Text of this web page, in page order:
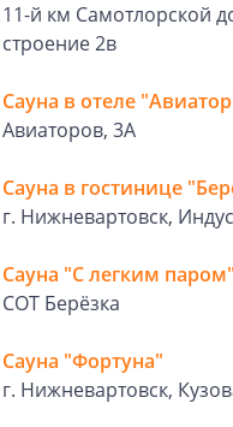
11-й км Самотлорской
строение 2в
Сауна в отеле
Авиаторов, 3А
Сауна в гостинице
г. Нижневартовск,
Сауна "С легким паром"
СОТ Берёзка
Сауна "Фортуна"
г. Нижневартовск,